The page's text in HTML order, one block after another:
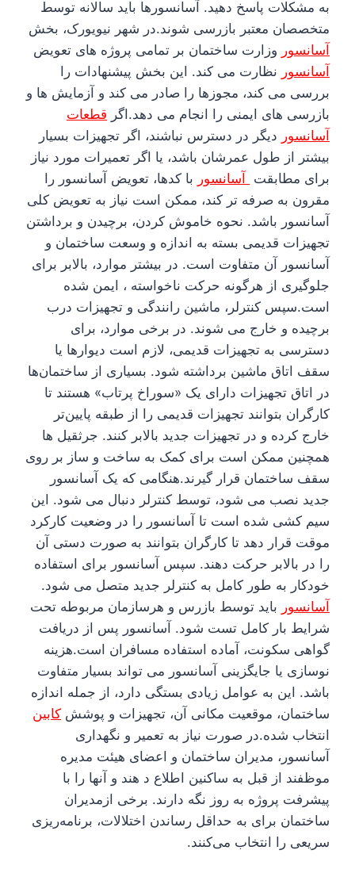
به مشکلات پاسخ دهید. آسانسورها باید سالانه توسط
متخصصان معتبر بازرسی شوند.در شهر نیویورک، بخش
آسانسور وزارت ساختمان بر تمامی پروژه های تعویض
آسانسور نظارت می کند. این بخش پیشنهادات را
بررسی می کند، مجوزها را صادر می کند و آزمایش ها و
بازرسی های ایمنی را انجام می دهد. اگر قطعات
آسانسور دیگر در دسترس نباشند، اگر تجهیزات بسیار
بیشتر از طول عمرشان باشد، یا اگر تعمیرات مورد نیاز
برای مطابقت
آسانسور با کدها، تعویض آسانسور را
مقرون به صرفه تر کند، ممکن است نیاز به تعویض کلی
آسانسور باشد. نحوه خاموش کردن، برچیدن و برداشتن
تجهیزات قدیمی بسته به اندازه و وسعت ساختمان و
آسانسور آن متفاوت است. در بیشتر موارد، بالابر برای
جلوگیری از هرگونه حرکت ناخواسته ، ایمن شده
است.سپس کنترلر، ماشین رانندگی و تجهیزات درب
برچیده و خارج می شوند. در برخی موارد، برای
دسترسی به تجهیزات قدیمی، لازم است دیوارها یا
سقف اتاق ماشین برداشته شود. بسیاری از ساختمان‌ها
در اتاق تجهیزات دارای یک «سوراخ پرتاب» هستند تا
کارگران بتوانند تجهیزات قدیمی را از طبقه پایین‌تر
خارج کرده و در تجهیزات جدید بالابر کنند. جرثقیل ها
همچنین ممکن است برای کمک به ساخت و ساز بر روی
سقف ساختمان قرار گیرند.هنگامی که یک آسانسور
جدید نصب می شود، توسط کنترلر دنبال می شود. این
سیم کشی شده است تا آسانسور را در وضعیت کارکرد
موقت قرار دهد تا کارگران بتوانند به صورت دستی آن
را در بالابر حرکت دهند. سپس آسانسور برای استفاده
خودکار به طور کامل به کنترلر جدید متصل می شود.
آسانسور باید توسط بازرس و هرسازمان مربوطه تحت
شرایط بار کامل تست شود. آسانسور پس از دریافت
گواهی سکونت، آماده استفاده مسافران است.هزینه
نوسازی یا جایگزینی آسانسور می تواند بسیار متفاوت
باشد. این به عوامل زیادی بستگی دارد، از جمله اندازه
ساختمان، موقعیت مکانی آن، تجهیزات و پوشش کابین
انتخاب شده.در صورت نیاز به تعمیر و نگهداری
آسانسور، مدیران ساختمان و اعضای هیئت مدیره
موظفند از قبل به ساکنین اطلاع د هند و آنها را با
پیشرفت پروژه به روز نگه دارند. برخی ازمدیران
ساختمان برای به حداقل رساندن اختلالات، برنامه‌ریزی
سریعی را انتخاب می‌کنند.